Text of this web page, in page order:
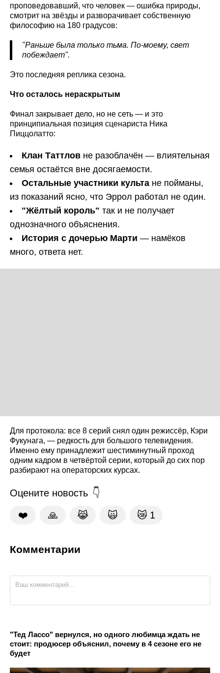
проповедовавший, что человек — ошибка природы,
смотрит на звёзды и разворачивает собственную
философию на 180 градусов:
"Раньше была только тьма. По-моему, свет
побеждает".
Это последняя реплика сезона.
Что осталось нераскрытым
Финал закрывает дело, но не сеть — и это
принципиальная позиция сценариста Ника
Пиццолатто:
Клан Таттлов не разоблачён — влиятельная
семья остаётся вне досягаемости.
Остальные участники культа не пойманы,
из показаний ясно, что Эррол работал не один.
"Жёлтый король" так и не получает
однозначного объяснения.
История с дочерью Марти — намёков
много, ответа нет.
Для протокола: все 8 серий снял один режиссёр, Кэри
Фукунага, — редкость для большого телевидения.
Именно ему принадлежит шестиминутный проход
одним кадром в четвёртой серии, который до сих пор
разбирают на операторских курсах.
Оцените новость
❤️ 🙏 😹 🙀 😿 1
Комментарии
"Тед Лассо" вернулся, но одного любимца ждать не
стоит: продюсер объяснил, почему в 4 сезоне его не
будет